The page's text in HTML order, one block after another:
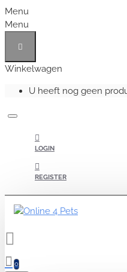
Menu
Menu
Winkelwagen
U heeft nog geen
LOGIN
REGISTER
0